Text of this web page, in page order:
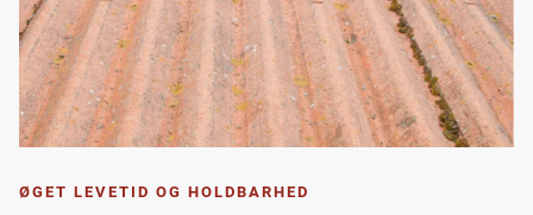
ØGET LEVETID OG HOLDBARHED